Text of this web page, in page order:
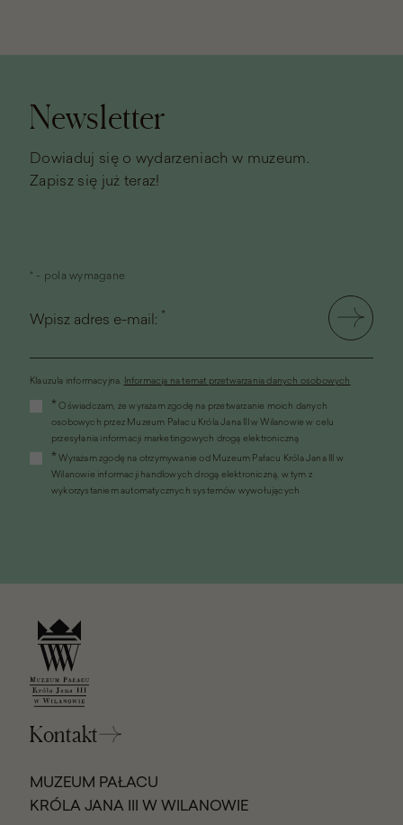
Stopka
Newsletter
Dowiaduj się o wydarzeniach w muzeum.
Zapisz się już teraz!
* - pola wymagane
Wpisz adres e-mail: *
Klauzula informacyjna. Informacja na temat przetwarzania danych osobowych
otworzy
nowym
oknie)
* Oświadczam, że wyrażam zgodę na przetwarzanie moich danych
osobowych przez Muzeum Pałacu Króla Jana III w Wilanowie w celu
przesyłania informacji marketingowych drogą elektroniczną
* Wyrażam zgodę na otrzymywanie od Muzeum Pałacu Króla Jana III w
Wilanowie informacji handlowych drogą elektroniczną, w tym z
wykorzystaniem automatycznych systemów wywołujących
Kontakt
MUZEUM PAŁACU
KRÓLA JANA III W WILANOWIE